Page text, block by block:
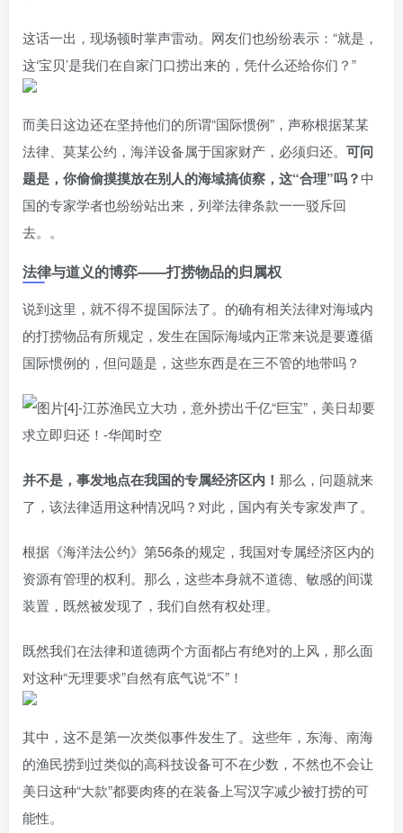
这话一出，现场顿时掌声雷动。网友们也纷纷表示：“就是，
这‘宝贝’是我们在自家门口捞出来的，凭什么还给你们？”
而美日这边还在坚持他们的所谓“国际惯例”，声称根据某某
法律、莫某公约，海洋设备属于国家财产，必须归还。 可问
题是，你偷偷摸摸放在别人的海域搞侦察，这“合理”吗？中
国的专家学者也纷纷站出来，列举法律条款一一驳斥回
去。。
法律与道义的博弈——打捞物品的归属权
说到这里，就不得不提国际法了。的确有相关法律对海域内
的打捞物品有所规定，发生在国际海域内正常来说是要遵循
国际惯例的，但问题是，这些东西是在三不管的地带吗？
并不是，事发地点在我国的专属经济区内！ 那么，问题就来
了，该法律适用这种情况吗？对此，国内有关专家发声了。
根据《海洋法公约》第56条的规定，我国对专属经济区内的
资源有管理的权利。那么，这些本身就不道德、敏感的间谍
装置，既然被发现了，我们自然有权处理。
既然我们在法律和道德两个方面都占有绝对的上风，那么面
对这种“无理要求”自然有底气说“不”！
其中，这不是第一次类似事件发生了。这些年，东海、南海
的渔民捞到过类似的高科技设备可不在少数，不然也不会让
美日这种“大款”都要肉疼的在装备上写汉字减少被打捞的可
能性。